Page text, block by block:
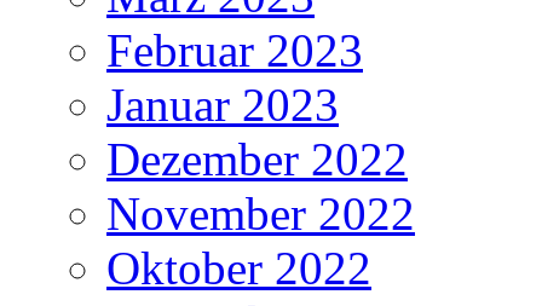
Februar 2023
Januar 2023
Dezember 2022
November 2022
Oktober 2022